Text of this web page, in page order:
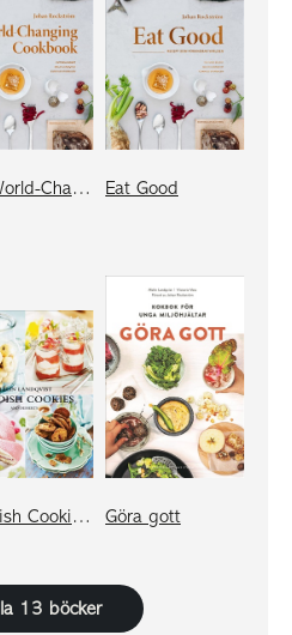
The World-Changing Cookbook Eat Good
Swedish Cookies and Desserts Göra gott
13 böcker